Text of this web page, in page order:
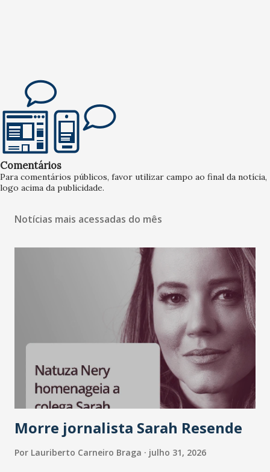
Comentários
Para comentários públicos, favor utilizar campo ao final da notícia,
logo acima da publicidade.
Notícias mais acessadas do mês
Morre jornalista Sarah Resende
Por Lauriberto Carneiro Braga julho 31, 2026